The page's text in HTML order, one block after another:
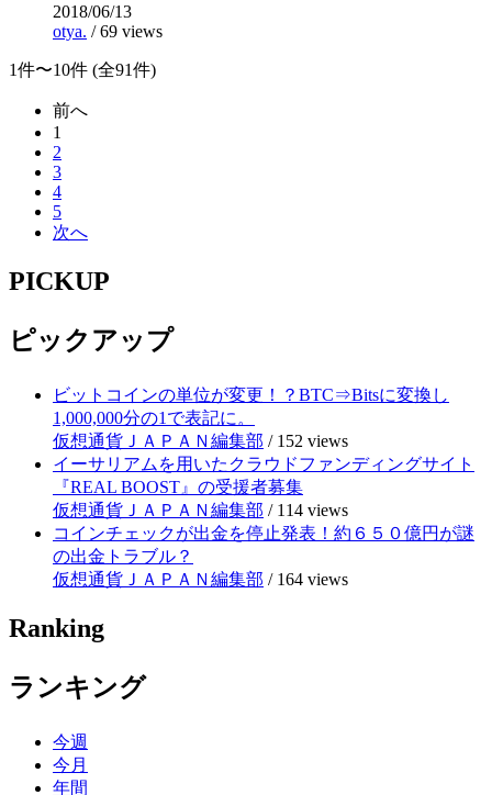
2018/06/13
otya. /69 views
1件〜10件 (全91件)
前へ
1
2
3
4
5
次へ
PICKUP
ピックアップ
ビットコインの単位が変更！？BTC⇒Bitsに変換し
1,000,000分の1で表記に。
仮想通貨ＪＡＰＡＮ編集部 / 152 views
イーサリアムを用いたクラウドファンディングサイト
『REAL BOOST』の受援者募集
仮想通貨ＪＡＰＡＮ編集部 / 114 views
コインチェックが出金を停止発表！約６５０億円が謎
の出金トラブル？
仮想通貨ＪＡＰＡＮ編集部 / 164 views
Ranking
ランキング
今週
今月
年間